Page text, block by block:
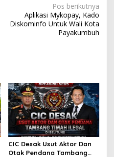
Pos berikutnya
Aplikasi Mykopay, Kado
Diskominfo Untuk Wali Kota
Payakumbuh
CIC Desak Usut Aktor Dan
Otak Pendana Tambang